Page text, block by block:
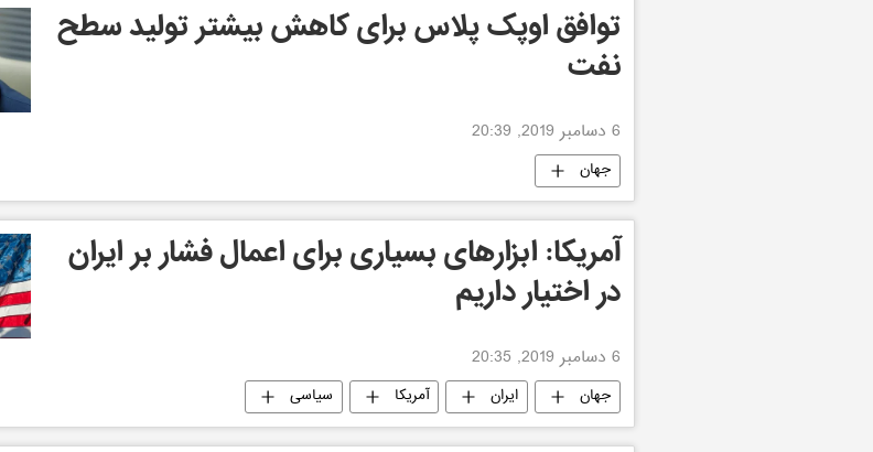
توافق اوپک پلاس برای کاهش بیشتر تولید سطح
نفت
6 دسامبر 2019, 20:39
جهان
آمریکا: ابزارهای بسیاری برای اعمال فشار بر ایران
در اختیار داریم
6 دسامبر 2019, 20:35
جهان ایران آمریکا سیاسی